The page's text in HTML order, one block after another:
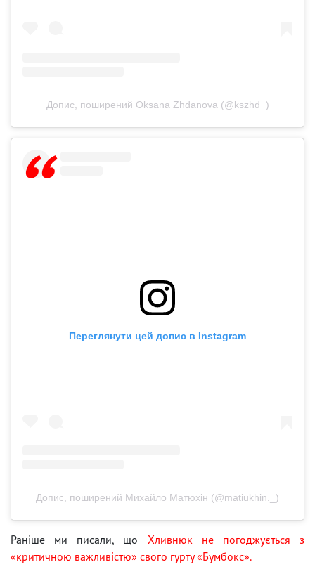
Допис, поширений Oksana Zhdanova (@kszhd_)
Переглянути цей допис в Instagram
Допис, поширений Михайло Матюхін (@matiukhin._)
Раніше ми писали, що Хливнюк не погоджується з
«критичною важливістю» свого гурту «Бумбокс».